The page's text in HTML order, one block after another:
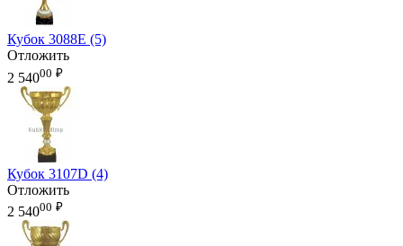
Кубок 3088E (5)
Отложить
2 54000 ₽
Кубок 3107D (4)
Отложить
2 54000 ₽